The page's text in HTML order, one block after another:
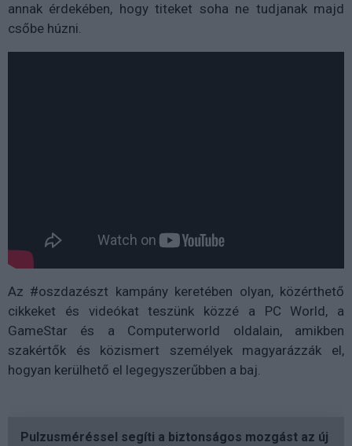
annak érdekében, hogy titeket soha ne tudjanak majd
csőbe húzni.
Az #oszdazészt kampány keretében olyan, közérthető
cikkeket és videókat teszünk közzé a PC World, a
GameStar és a Computerworld oldalain, amikben
szakértők és közismert személyek magyarázzák el,
hogyan kerülhető el legegyszerűbben a baj.
Pulzusméréssel segíti a biztonságos mozgást az új